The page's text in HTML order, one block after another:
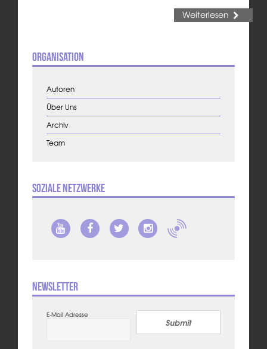
Weiterlesen
Organisation
Autoren
Über Uns
Archiv
Team
Soziale Netzwerke
Newsletter
E-Mail Adresse
Submit